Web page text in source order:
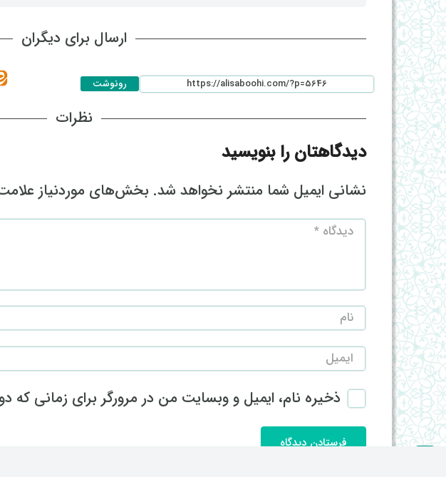
ارسال برای دیگران
رونوشت
نظرات
دیدگاهتان را بنویسید
نشانی ایمیل شما منتشر نخواهد شد. بخش‌های موردنیاز
ذخیره نام، ایمیل و وبسایت من در مرورگر برای زمانی که
فرستادن دیدگاه